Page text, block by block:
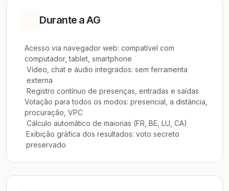
Durante a AG
Acesso via navegador web: compatível com
computador, tablet, smartphone
Vídeo, chat e áudio integrados: sem ferramenta
externa
Registro contínuo de presenças, entradas e saídas
Votação para todos os modos: presencial, a distância,
procuração, VPC
Cálculo automático de maiorias (FR, BE, LU, CA)
Exibição gráfica dos resultados: voto secreto
preservado